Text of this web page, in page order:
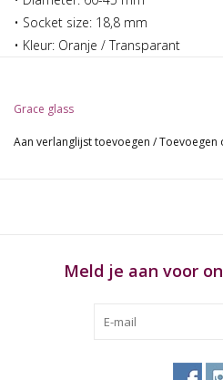
• Socket size: 18,8 mm
• Kleur: Oranje / Transparant
Grace glass
Aan verlanglijst toevoegen /Toevoegen
Meld je aan voor